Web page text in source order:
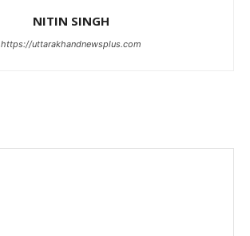
NITIN SINGH
https://uttarakhandnewsplus.com